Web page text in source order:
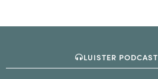
LUISTER PODCAST